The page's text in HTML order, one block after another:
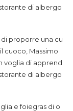
di albergo
proporre una cu
cuoco, Massimo
voglia di apprend
di albergo
e foiegras di o